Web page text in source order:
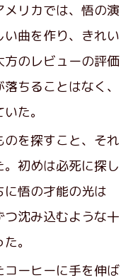
リカでは、悟の演
曲を作り、きれい
のレビューの評価
ちることはなく、
た。
を探すこと、それ
初めは必死に探し
悟の才能の光は
沈み込むような十
。
ーヒーに手を伸ば